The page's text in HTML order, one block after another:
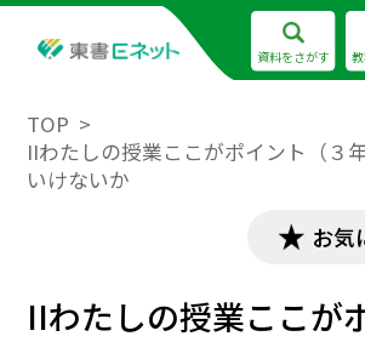
資料をさがす
TOP
IIわたしの授業ここがポイント（３
いけないか
お気
IIわたしの授業ここが